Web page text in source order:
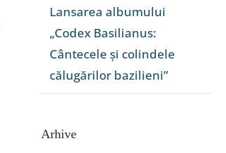
Lansarea albumului
„Codex Basilianus:
Cântecele și colindele
călugărilor bazilieni”
Arhive